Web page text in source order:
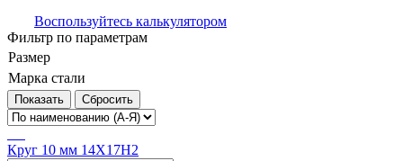
Воспользуйтесь калькулятором
Фильтр по параметрам
Размер
Марка стали
Сбросить
Круг 10 мм 14Х17Н2